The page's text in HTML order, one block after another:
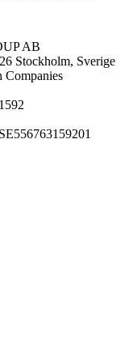
AB
Stockholm, Sverige
Companies